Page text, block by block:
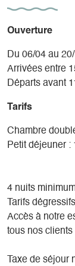
nature.
✦ Activités pour
planche à
himalayennes
Ouverture
Du 06/04 au
Arrivées entre
Départs avant
Tarifs
Chambre
Petit déjeuner :
4 nuits
Tarifs
Accès à notre
tous nos clients
Taxe de séjour